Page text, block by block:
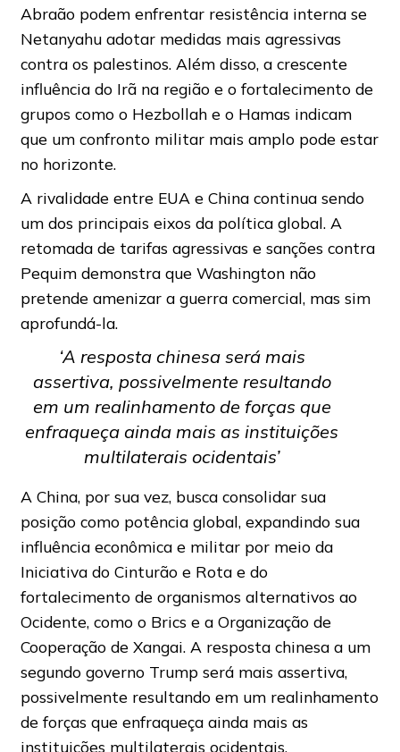
Abraão podem enfrentar resistência interna se
Netanyahu adotar medidas mais agressivas
contra os palestinos. Além disso, a crescente
influência do Irã na região e o fortalecimento de
grupos como o Hezbollah e o Hamas indicam
que um confronto militar mais amplo pode estar
no horizonte.
A rivalidade entre EUA e China continua sendo
um dos principais eixos da política global. A
retomada de tarifas agressivas e sanções contra
Pequim demonstra que Washington não
pretende amenizar a guerra comercial, mas sim
aprofundá-la.
‘A resposta chinesa será mais
assertiva, possivelmente resultando
em um realinhamento de forças que
enfraqueça ainda mais as instituições
multilaterais ocidentais’
A China, por sua vez, busca consolidar sua
posição como potência global, expandindo sua
influência econômica e militar por meio da
Iniciativa do Cinturão e Rota e do
fortalecimento de organismos alternativos ao
Ocidente, como o Brics e a Organização de
Cooperação de Xangai. A resposta chinesa a um
segundo governo Trump será mais assertiva,
possivelmente resultando em um realinhamento
de forças que enfraqueça ainda mais as
instituições multilaterais ocidentais.